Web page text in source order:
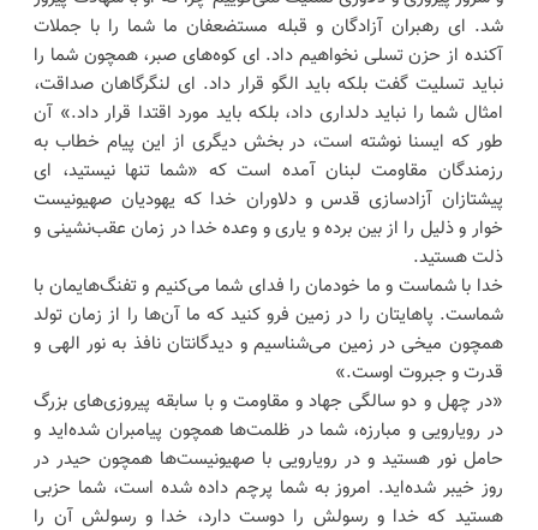
شد. ‌ای رهبران آزادگان و قبله مستضعفان ما شما را با جملات
آکنده از حزن تسلی نخواهیم داد.‌ ای کوه‌های صبر، همچون شما را
نباید تسلیت گفت بلکه باید الگو قرار داد.‌ ای لنگرگاهان صداقت،
امثال شما را نباید دلداری داد، بلکه باید مورد اقتدا قرار داد.» آن
طور که ایسنا نوشته است، در بخش دیگری از این پیام خطاب به
رزمندگان مقاومت لبنان آمده است که «شما تنها نیستید، ‌ای
پیشتازان آزادسازی قدس و دلاوران خدا که یهودیان صهیونیست
خوار و ذلیل را از بین برده و یاری و وعده خدا در زمان عقب‌نشینی و
ذلت هستید.
خدا با شماست و ما خودمان را فدای شما می‌کنیم و تفنگ‌هایمان با
شماست. پاهایتان را در زمین فرو کنید که ما آن‌ها را از زمان تولد
همچون میخی در زمین می‌شناسیم و دیدگانتان نافذ به نور الهی و
قدرت و جبروت اوست.»
«در چهل و دو سالگی جهاد و مقاومت و با سابقه پیروزی‌های بزرگ
در رویارویی و مبارزه، شما در ظلمت‌ها همچون پیامبران شده‌اید و
حامل نور هستید و در رویارویی با صهیونیست‌ها همچون حیدر در
روز خیبر شده‌اید. امروز به شما پرچم داده شده است، شما حزبی
هستید که خدا و رسولش را دوست دارد، خدا و رسولش آن را